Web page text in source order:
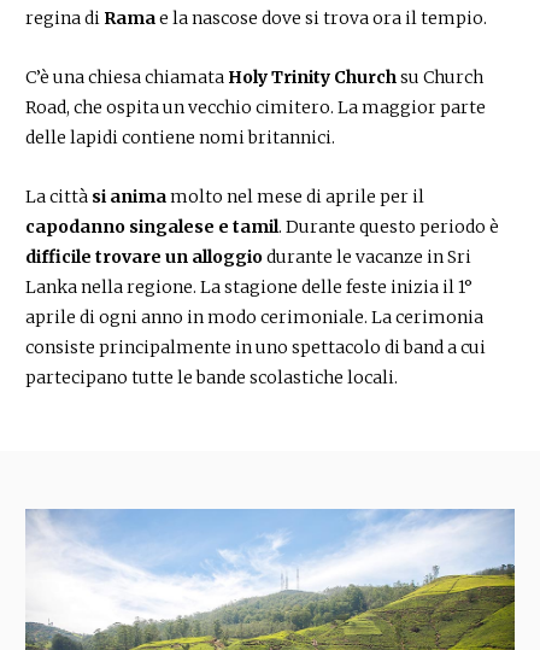
regina di Ramae la nascose dove si trova ora il tempio.
C’è una chiesa chiamata Holy Trinity Churchsu Church
Road, che ospita un vecchio cimitero. La maggior parte
delle lapidi contiene nomi britannici.
La città si animamolto nel mese di aprile per il
capodanno singalese e tamil. Durante questo periodo è
difficile trovare un alloggiodurante le vacanze in Sri
Lanka nella regione. La stagione delle feste inizia il 1°
aprile di ogni anno in modo cerimoniale. La cerimonia
consiste principalmente in uno spettacolo di band a cui
partecipano tutte le bande scolastiche locali.